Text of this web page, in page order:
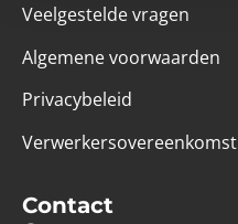
Veelgestelde vragen
Algemene voorwaarden
Privacybeleid
Verwerkersovereenkomst
Contact